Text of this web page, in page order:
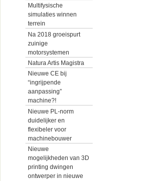
Multifysische
simulaties winnen
terrein
Na 2018 groeispurt
zuinige
motorsystemen
Natura Artis Magistra
Nieuwe CE bij
“ingrijpende
aanpassing”
machine?!
Nieuwe PL-norm
duidelijker en
flexibeler voor
machinebouwer
Nieuwe
mogelijkheden van 3D
printing dwingen
ontwerper in nieuwe